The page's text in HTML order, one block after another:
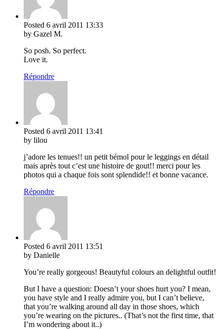
Posted 6 avril 2011 13:33
by Gazel M.
So posh. So perfect.
Love it.
Répondre
Posted 6 avril 2011 13:41
by lilou
j’adore les tenues!! un petit bémol pour le leggings en détail
mais après tout c’est une histoire de gout!! merci pour les
photos qui a chaque fois sont splendide!! et bonne vacance.
Répondre
Posted 6 avril 2011 13:51
by Danielle
You’re really gorgeous! Beautyful colours an delightful outfit!
But I have a question: Doesn’t your shoes hurt you? I mean,
you have style and I really admire you, but I can’t believe,
that you’re walking around all day in those shoes, which
you’re wearing on the pictures.. (That’s not the first time, that
I’m wondering about it..)